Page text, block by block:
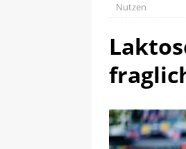
Nutzen